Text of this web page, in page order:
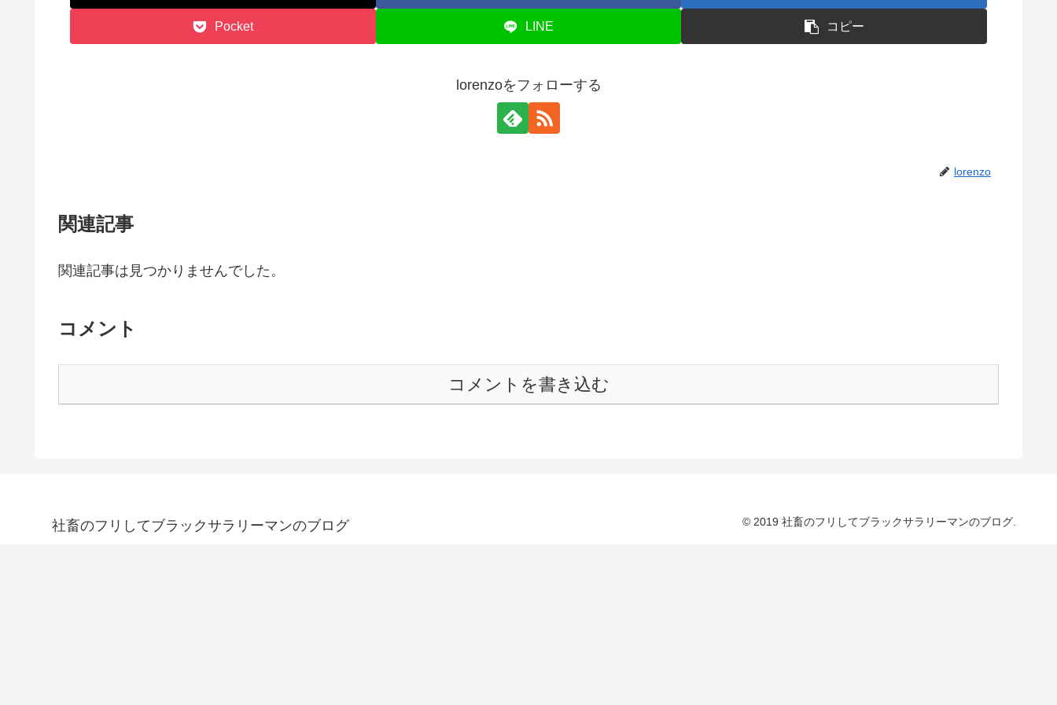
Pocket LINE コピー
lorenzoをフォローする
lorenzo
関連記事
関連記事は見つかりませんでした。
コメント
コメントを書き込む
社畜のフリしてブラックサラリーマンのブログ © 2019 社畜のフリしてブラックサラリーマンのブログ.